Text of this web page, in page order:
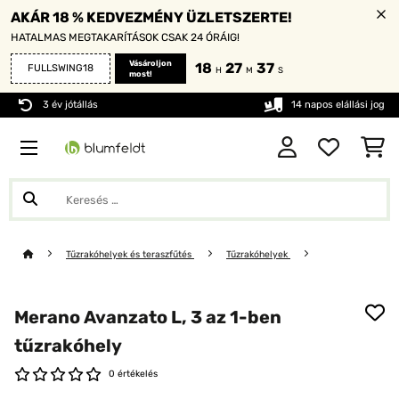
AKÁR 18 % KEDVEZMÉNY ÜZLETSZERTE!
HATALMAS MEGTAKARÍTÁSOK CSAK 24 ÓRÁIG!
FULLSWING18
Vásároljon
most!
18 H 27 M 36 S
3 év jótállás 14 napos elállási jog
Tűzrakóhelyek és teraszfűtés Tűzrakóhelyek
Merano Avanzato L, 3 az 1-ben
tűzrakóhely
0 értékelés